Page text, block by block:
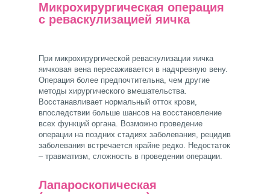
Микрохирургическая операция
с реваскулизацией яичка
При микрохирургической реваскулизации яичка
яичковая вена пересаживается в надчревную вену.
Операция более предпочтительна, чем другие
методы хирургического вмешательства.
Восстанавливает нормальный отток крови,
впоследствии больше шансов на восстановление
всех функций органа. Возможно проведение
операции на поздних стадиях заболевания, рецидив
заболевания встречается крайне редко. Недостаток
– травматизм, сложность в проведении операции.
Лапароскопическая